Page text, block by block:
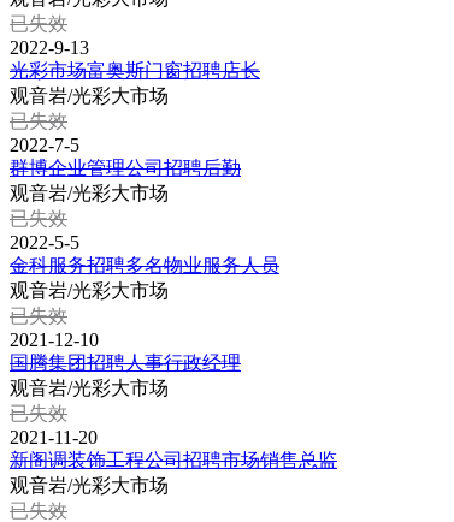
已失效
2022-9-13
光彩市场富奥斯门窗招聘店长
观音岩/光彩大市场
已失效
2022-7-5
群博企业管理公司招聘后勤
观音岩/光彩大市场
已失效
2022-5-5
金科服务招聘多名物业服务人员
观音岩/光彩大市场
已失效
2021-12-10
国腾集团招聘人事行政经理
观音岩/光彩大市场
已失效
2021-11-20
新阁调装饰工程公司招聘市场销售总监
观音岩/光彩大市场
已失效